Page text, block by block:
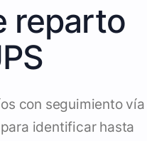
reparto
con seguimiento vía
identificar hasta